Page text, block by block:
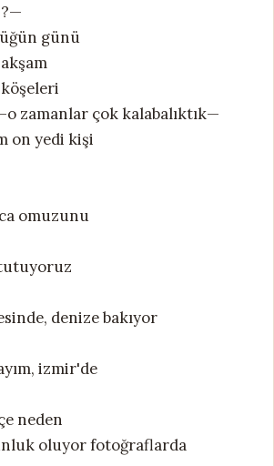
günü
zamanlar çok kalabalıktık—
on yedi kişi
omuzunu
denize bakıyor
izmir'de
neden
oluyor fotoğraflarda